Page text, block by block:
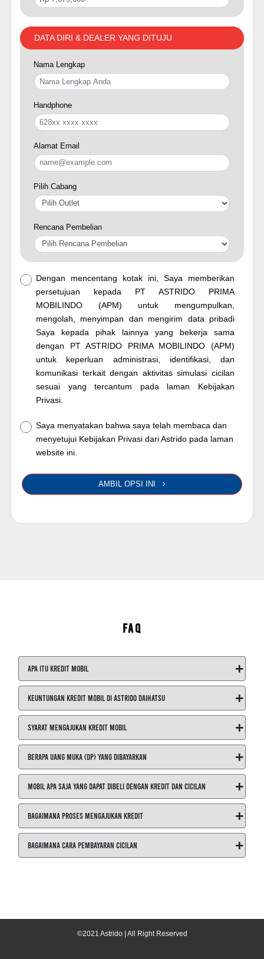
DATA DIRI & DEALER YANG DITUJU
Nama Lengkap
Handphone
Alamat Email
Pilih Cabang
Rencana Pembelian
Dengan mencentang kotak ini, Saya memberikan
persetujuan kepada PT ASTRIDO PRIMA
MOBILINDO (APM) untuk mengumpulkan,
mengolah, menyimpan dan mengirim data pribadi
Saya kepada pihak lainnya yang bekerja sama
dengan PT ASTRIDO PRIMA MOBILINDO (APM)
untuk keperluan administrasi, identifikasi, dan
komunikasi terkait dengan aktivitas simulasi cicilan
sesuai yang tercantum pada laman Kebijakan
Privasi.
Saya menyatakan bahwa saya telah membaca dan
menyetujui Kebijakan Privasi dari Astrido pada laman
website ini.
AMBIL OPSI INI
FAQ
Apa itu Kredit Mobil +
Keuntungan Kredit Mobil di ASTRIDO Daihatsu +
Syarat Mengajukan Kredit Mobil +
Berapa Uang Muka (DP) yang Dibayarkan +
Mobil Apa Saja yang Dapat Dibeli dengan Kredit dan Cicilan +
Bagaimana Proses Mengajukan Kredit +
Bagaimana Cara Pembayaran Cicilan +
©2021 Astrido | All Right Reserved